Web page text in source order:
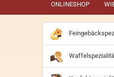
ONLINESHOP